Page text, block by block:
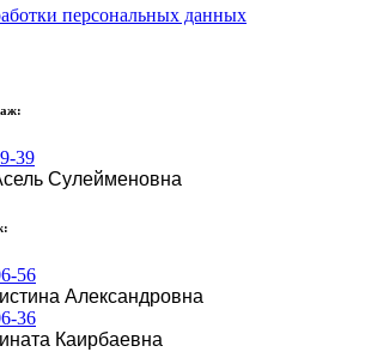
персональных данных
39
Сулейменовна
56
Александровна
36
Каирбаевна